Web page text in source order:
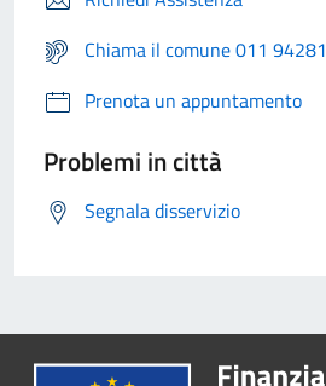
Chiama il comune 011 94281
Prenota un appuntamento
Problemi in città
Segnala disservizio